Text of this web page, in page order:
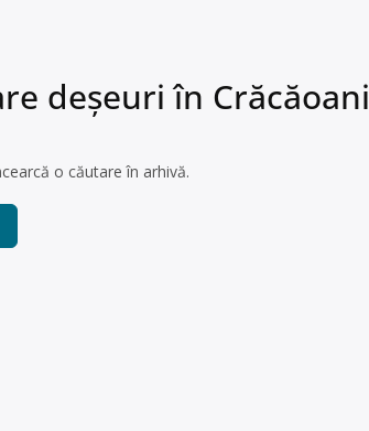
deșeuri în Crăcăoani
o căutare în arhivă.